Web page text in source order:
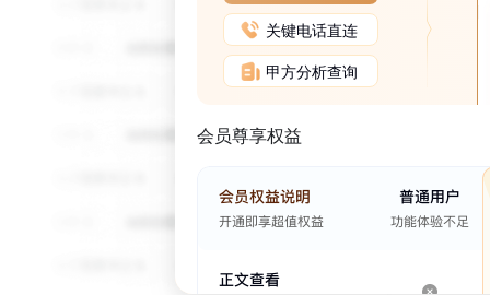
关键电话直连
甲方分析查询
会员尊享权益